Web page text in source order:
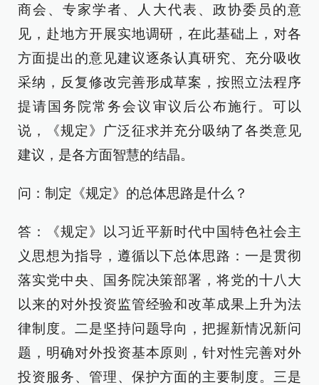
商会、专家学者、人大代表、政协委员的意
见，赴地方开展实地调研，在此基础上，对各
方面提出的意见建议逐条认真研究、充分吸收
采纳，反复修改完善形成草案，按照立法程序
提请国务院常务会议审议后公布施行。可以
说，《规定》广泛征求并充分吸纳了各类意见
建议，是各方面智慧的结晶。
问：制定《规定》的总体思路是什么？
答：《规定》以习近平新时代中国特色社会主
义思想为指导，遵循以下总体思路：一是贯彻
落实党中央、国务院决策部署，将党的十八大
以来的对外投资监管经验和改革成果上升为法
律制度。二是坚持问题导向，把握新情况新问
题，明确对外投资基本原则，针对性完善对外
投资服务、管理、保护方面的主要制度。三是